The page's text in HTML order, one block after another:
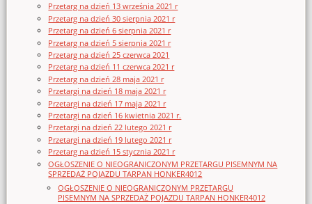
Przetarg na dzień 13 września 2021 r
Przetarg na dzień 30 sierpnia 2021 r
Przetarg na dzień 6 sierpnia 2021 r
Przetarg na dzień 5 sierpnia 2021 r
Przetarg na dzień 25 czerwca 2021
Przetarg na dzień 11 czerwca 2021 r
Przetarg na dzień 28 maja 2021 r
Przetargi na dzień 18 maja 2021 r
Przetargi na dzień 17 maja 2021 r
Przetargi na dzień 16 kwietnia 2021 r.
Przetargi na dzień 22 lutego 2021 r
Przetargi na dzień 19 lutego 2021 r
Przetarg na dzień 15 stycznia 2021 r
OGŁOSZENIE O NIEOGRANICZONYM PRZETARGU PISEMNYM NA
SPRZEDAŻ POJAZDU TARPAN HONKER4012
OGŁOSZENIE O NIEOGRANICZONYM PRZETARGU
PISEMNYM NA SPRZEDAŻ POJAZDU TARPAN HONKER4012